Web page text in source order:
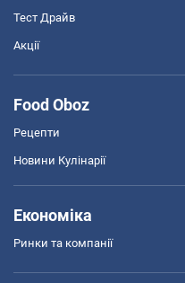
Тест Драйв
Акції
Food Oboz
Рецепти
Новини Кулінарії
Економіка
Ринки та компанії